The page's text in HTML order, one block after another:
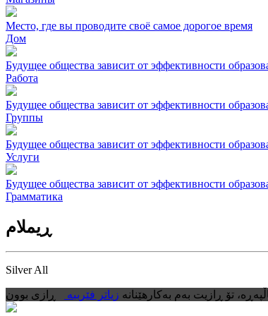
Место, где вы проводите своё самое дорогое время
Дом
Будущее общества зависит от эффективности
Работа
Будущее общества зависит от эффективности
Группы
Будущее общества зависит от эффективности
Услуги
Будущее общества зависит от эффективности
Грамматика
ڕیملام
Silver All
تۆ ڕازیت بەم بەکارهێنانە زیاتر فێرببە ڕازی بوون